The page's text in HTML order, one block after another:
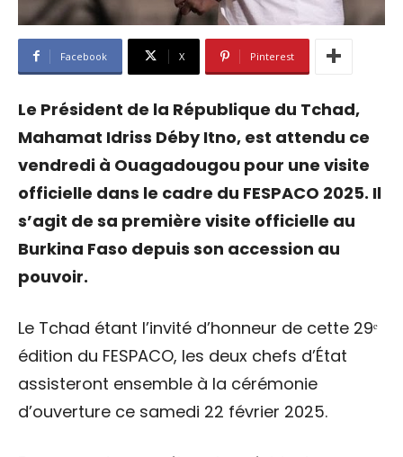
Facebook X Pinterest
Le Président de la République du Tchad,
Mahamat Idriss Déby Itno, est attendu ce
vendredi à Ouagadougou pour une visite
officielle dans le cadre du FESPACO 2025. Il
s’agit de sa première visite officielle au
Burkina Faso depuis son accession au
pouvoir.
‎Le Tchad étant l’invité d’honneur de cette 29ᵉ
édition du FESPACO, les deux chefs d’État
assisteront ensemble à la cérémonie
d’ouverture ce samedi 22 février 2025.